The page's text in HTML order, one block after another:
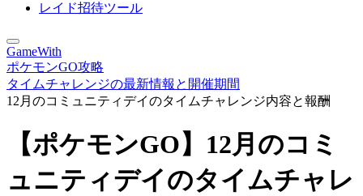
レイド招待ツール
GameWith
ポケモンGO攻略
タイムチャレンジの最新情報と開催期間
12月のコミュニティデイのタイムチャレンジ内容と報酬
【ポケモンGO】12月のコミ
ュニティデイのタイムチャレ